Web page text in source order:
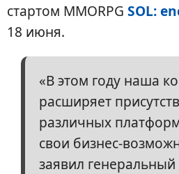
стартом MMORPG SOL:
18 июня.
«В этом году наша
расширяет
различных
свои бизнес-
заявил